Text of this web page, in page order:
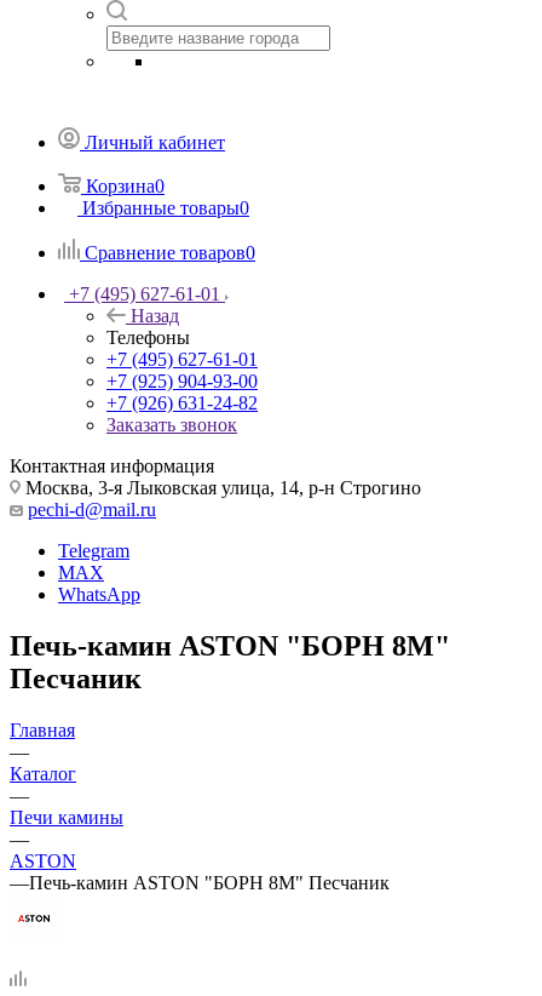
Личный кабинет
Корзина0
Избранные товары0
Сравнение товаров0
+7 (495) 627-61-01
Назад
Телефоны
+7 (495) 627-61-01
+7 (925) 904-93-00
+7 (926) 631-24-82
Заказать звонок
Контактная информация
Москва, 3-я Лыковская улица, 14, р-н Строгино
pechi-d@mail.ru
Telegram
MAX
WhatsApp
Печь-камин ASTON "БОРН 8М"
Песчаник
Главная
—
Каталог
—
Печи камины
—
ASTON
—Печь-камин ASTON "БОРН 8М" Песчаник